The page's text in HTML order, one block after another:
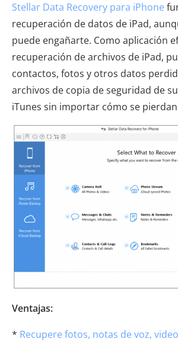
Stellar Data Recovery para iPhone
recuperación de datos de iPad,
puede engañarte. Como aplicación
recuperación de archivos de iPad,
contactos, fotos y otros datos
archivos de copia de seguridad de
iTunes sin importar cómo se
Ventajas:
* Recupere fotos, notas de voz,